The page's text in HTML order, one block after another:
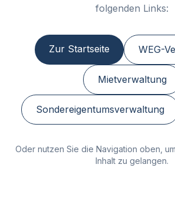
folgenden Links:
Zur Startseite WEG-
Mietverwaltung
Sondereigentumsverwaltung
Oder nutzen Sie die Navigation oben,
Inhalt zu gelangen.